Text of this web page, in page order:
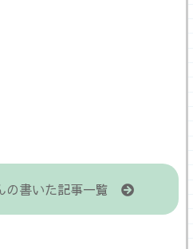
の書いた記事一覧